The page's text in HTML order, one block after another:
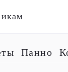
Панно